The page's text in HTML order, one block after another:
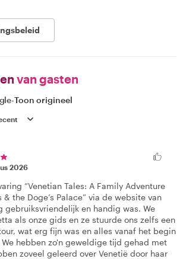
van gasten
-Toon origineel
2026
“Venetian Tales: A Family Adventure
& the Doge’s Palace” via de website van
gebruiksvriendelijk en handig was. We
als onze gids en ze stuurde ons zelfs een
wat erg fijn was en alles vanaf het begin
hebben zo'n geweldige tijd gehad met
zoveel geleerd over Venetië door haar